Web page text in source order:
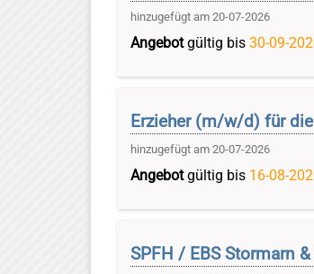
hinzugefügt am 20-07-2026
Angebotgültig bis 30-09-
Erzieher (m/w/d) für
hinzugefügt am 20-07-2026
Angebotgültig bis 16-08-
SPFH / EBS Stormarn